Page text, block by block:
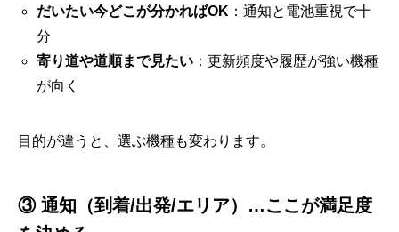
だいたい今どこが分かればOK ：通知と電池重視で十
分
寄り道や道順まで見たい：更新頻度や履歴が強い機種
が向く
目的が違うと、選ぶ機種も変わります。
③ 通知（到着/出発/エリア）…ここが満足度